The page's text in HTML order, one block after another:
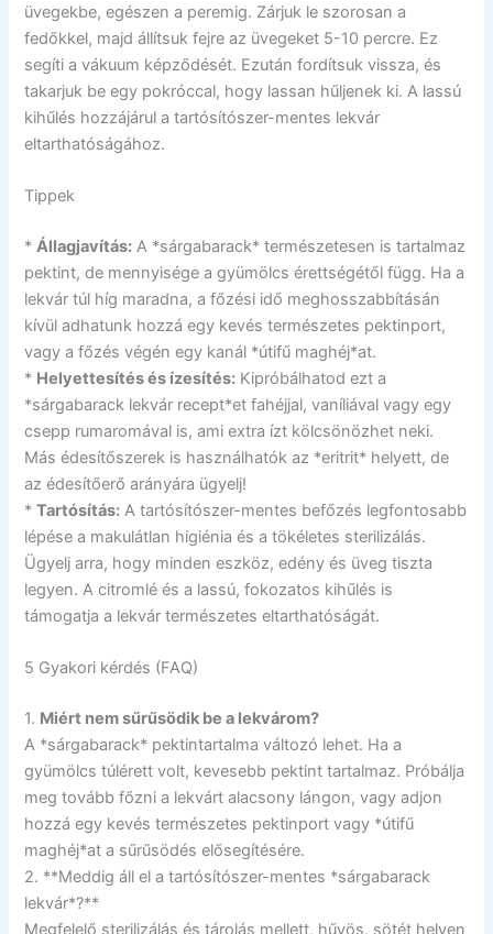
üvegekbe, egészen a peremig. Zárjuk le szorosan a
fedőkkel, majd állítsuk fejre az üvegeket 5-10 percre. Ez
segíti a vákuum képződését. Ezután fordítsuk vissza, és
takarjuk be egy pokróccal, hogy lassan hűljenek ki. A lassú
kihűlés hozzájárul a tartósítószer-mentes lekvár
eltarthatóságához.
Tippek
*Állagjavítás: A *sárgabarack* természetesen is tartalmaz
pektint, de mennyisége a gyümölcs érettségétől függ. Ha a
lekvár túl híg maradna, a főzési idő meghosszabbításán
kívül adhatunk hozzá egy kevés természetes pektinport,
vagy a főzés végén egy kanál *útifű maghéj*at.
* Helyettesítés és ízesítés: Kipróbálhatod ezt a
*sárgabarack lekvár recept*et fahéjjal, vaníliával vagy egy
csepp rumaromával is, ami extra ízt kölcsönözhet neki.
Más édesítőszerek is használhatók az *eritrit* helyett, de
az édesítőerő arányára ügyelj!
*Tartósítás: A tartósítószer-mentes befőzés legfontosabb
lépése a makulátlan higiénia és a tökéletes sterilizálás.
Ügyelj arra, hogy minden eszköz, edény és üveg tiszta
legyen. A citromlé és a lassú, fokozatos kihűlés is
támogatja a lekvár természetes eltarthatóságát.
5 Gyakori kérdés (FAQ)
1. Miért nem sűrűsödik be a lekvárom?
A *sárgabarack* pektintartalma változó lehet. Ha a
gyümölcs túlérett volt, kevesebb pektint tartalmaz. Próbálja
meg tovább főzni a lekvárt alacsony lángon, vagy adjon
hozzá egy kevés természetes pektinport vagy *útifű
maghéj*at a sűrűsödés elősegítésére.
2. **Meddig áll el a tartósítószer-mentes *sárgabarack
lekvár*?**
Megfelelő sterilizálás és tárolás mellett, hűvös, sötét helyen